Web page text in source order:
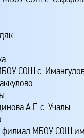
СОШ с.
А.Г. с. Учалы
филиал МБОУ СОШ